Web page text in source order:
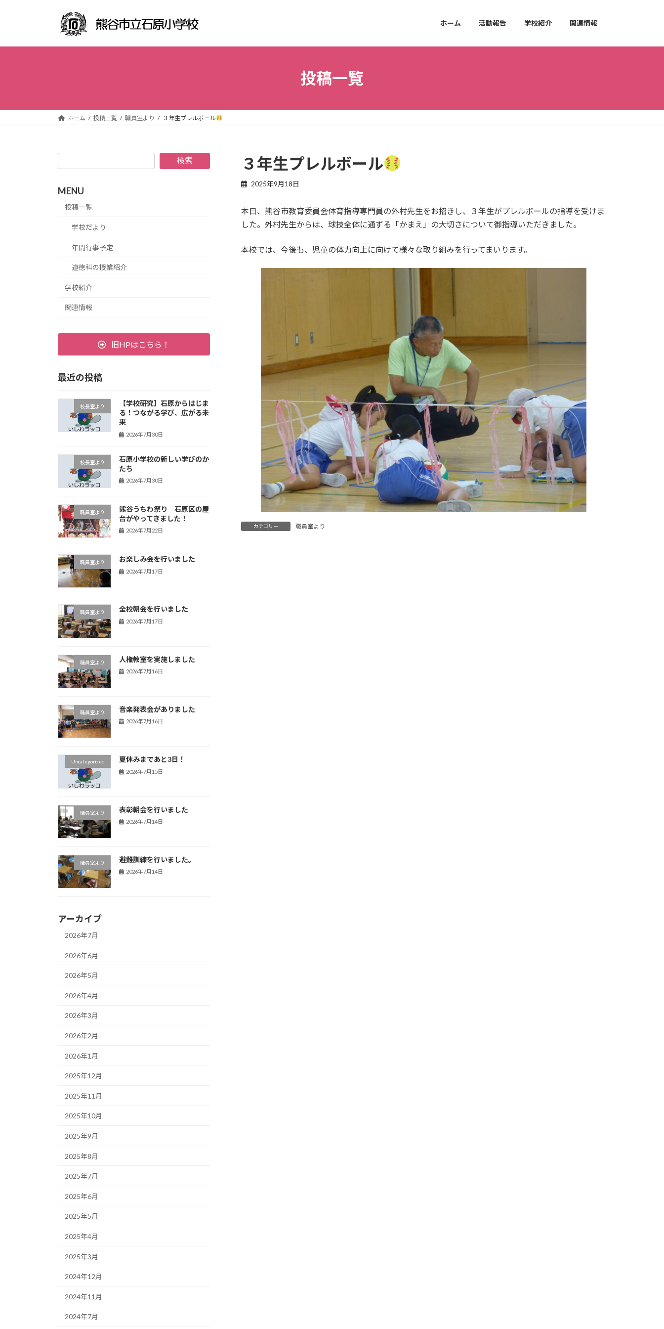
プ
動
ホーム 活動報告 学校紹介 関連情報
投稿一覧
ホーム 投稿一覧 職員室より ３年生プレルボール
３年生プレルボール
2025年9月18日
本日、熊谷市教育委員会体育指導専門員の外村先生をお招きし、３年生がプレルボールの指導を受けま
した。外村先生からは、球技全体に通ずる「かまえ」の大切さについて御指導いただきました。
本校では、今後も、児童の体力向上に向けて様々な取り組みを行ってまいります。
カテゴリー 職員室より
検索
MENU
投稿一覧
学校だより
年間行事予定
道徳科の授業紹介
学校紹介
関連情報
旧HPはこちら！
最近の投稿
校長室より
【学校研究】石原からはじま
る！つながる学び、広がる未
来
2026年7月30日
校長室より
石原小学校の新しい学びのか
たち
2026年7月30日
職員室より
熊谷うちわ祭り 石原区の屋
台がやってきました！
2026年7月22日
職員室より お楽しみ会を行いました
2026年7月17日
職員室より 全校朝会を行いました
2026年7月17日
職員室より 人権教室を実施しました
2026年7月16日
職員室より 音楽発表会がありました
2026年7月16日
Uncategorized 夏休みまであと3日！
2026年7月15日
職員室より 表彰朝会を行いました
2026年7月14日
職員室より 避難訓練を行いました。
2026年7月14日
アーカイブ
2026年7月
2026年6月
2026年5月
2026年4月
2026年3月
2026年2月
2026年1月
2025年12月
2025年11月
2025年10月
2025年9月
2025年8月
2025年7月
2025年6月
2025年5月
2025年4月
2025年3月
2024年12月
2024年11月
2024年7月